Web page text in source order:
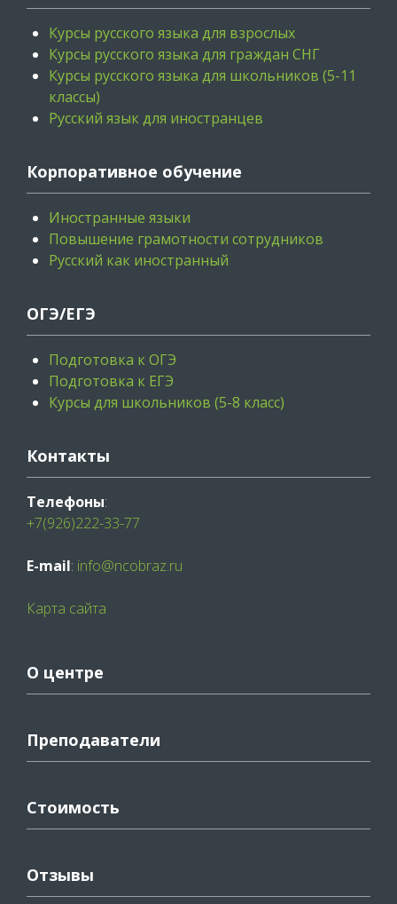
Курсы русского языка для взрослых
Курсы русского языка для граждан СНГ
Курсы русского языка для школьников (5-11
классы)
Русский язык для иностранцев
Корпоративное обучение
Иностранные языки
Повышение грамотности сотрудников
Русский как иностранный
ОГЭ/ЕГЭ
Подготовка к ОГЭ
Подготовка к ЕГЭ
Курсы для школьников (5-8 класс)
Контакты
Телефоны:
+7(926)222-33-77
E-mail: info@ncobraz.ru
Карта сайта
О центре
Преподаватели
Стоимость
Отзывы